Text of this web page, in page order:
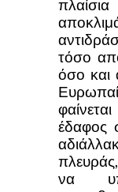
τόσο
όσο και
έδαφος
να